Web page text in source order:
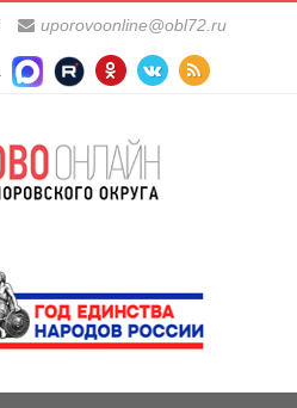
uporovoonline@obl72.ru